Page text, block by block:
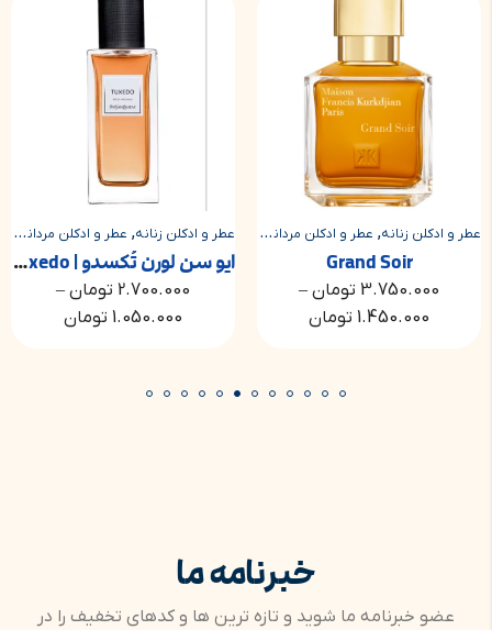
عطر و ادکلن زنانه, عطر و ادکلن مردانه , عطر و ادکلن مشترک مردانه و زنانه
Grand Soir
3.750.000 تومان –
1.450.000 تومان
عطر و ادکلن زنانه, عطر و ادکلن مردانه ,
ایو سن لورن تُکسدو | Yves Saint Laurent Tuxedo
2.700.000 تومان –
1.050.000 تومان
خبرنامه ما
عضو خبرنامه ما شوید و تازه ترین ها و کدهای تخفیف را در